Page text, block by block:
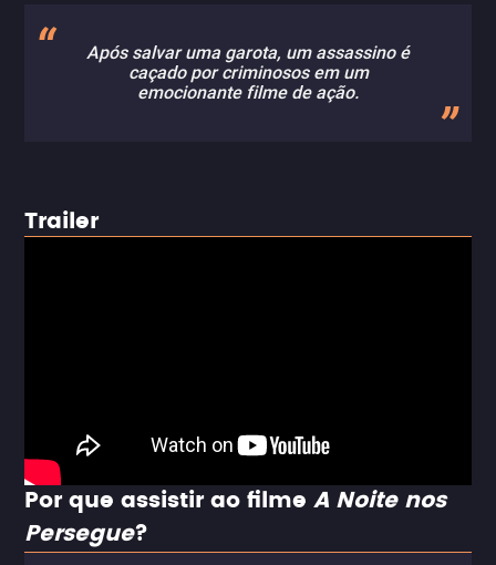
Após salvar uma garota, um assassino é
caçado por criminosos em um
emocionante filme de ação.
Trailer
Por que assistir ao filme A Noite nos
Persegue?